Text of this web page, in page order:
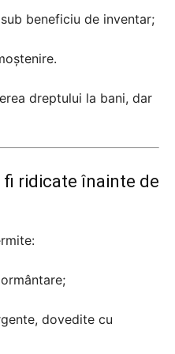
beneficiu de inventar;
dreptului la bani, dar
fi ridicate înainte de
dovedite cu